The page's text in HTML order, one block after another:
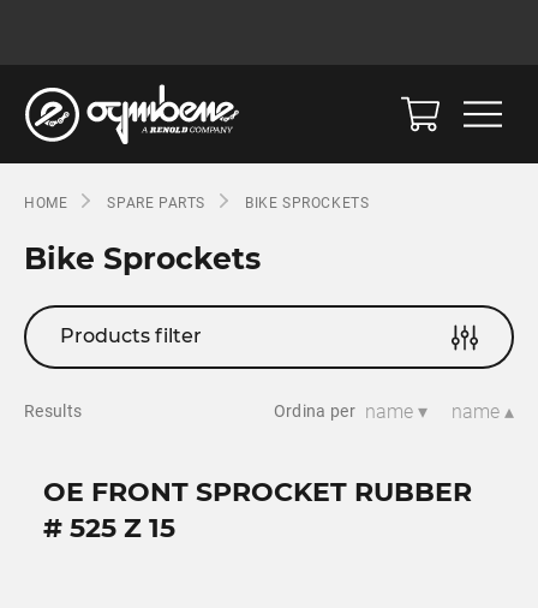
HOME SPARE PARTS BIKE SPROCKETS
Bike Sprockets
Products filter
Results Ordina per name ▾ name ▴
OE FRONT SPROCKET RUBBER
# 525 Z 15